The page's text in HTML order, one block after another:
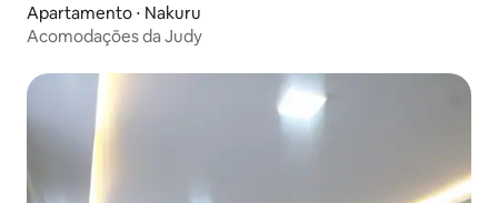
Apartamento ⋅ Nakuru
Acomodações da Judy